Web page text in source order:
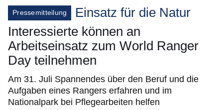
Pressemitteilung
Einsatz für die Natur
Interessierte können an
Arbeitseinsatz zum World Ranger
Day teilnehmen
Am 31. Juli Spannendes über den Beruf und die
Aufgaben eines Rangers erfahren und im
Nationalpark bei Pflegearbeiten helfen